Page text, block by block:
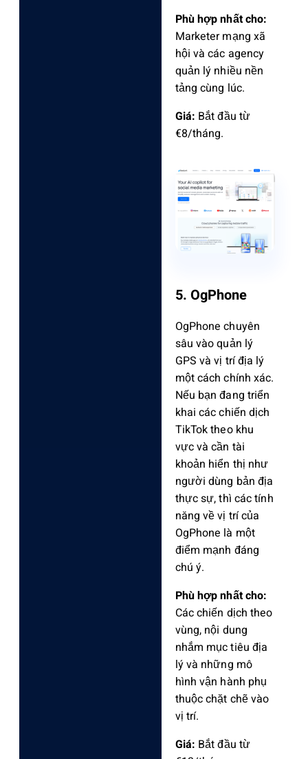
Phù hợp nhất cho:
Marketer mạng xã
hội và các agency
quản lý nhiều nền
tảng cùng lúc.
Giá: Bắt đầu từ
€8/tháng.
5. OgPhone
OgPhone chuyên
sâu vào quản lý
GPS và vị trí địa lý
một cách chính xác.
Nếu bạn đang triển
khai các chiến dịch
TikTok theo khu
vực và cần tài
khoản hiển thị như
người dùng bản địa
thực sự, thì các tính
năng về vị trí của
OgPhone là một
điểm mạnh đáng
chú ý.
Phù hợp nhất cho:
Các chiến dịch theo
vùng, nội dung
nhắm mục tiêu địa
lý và những mô
hình vận hành phụ
thuộc chặt chẽ vào
vị trí.
Giá: Bắt đầu từ